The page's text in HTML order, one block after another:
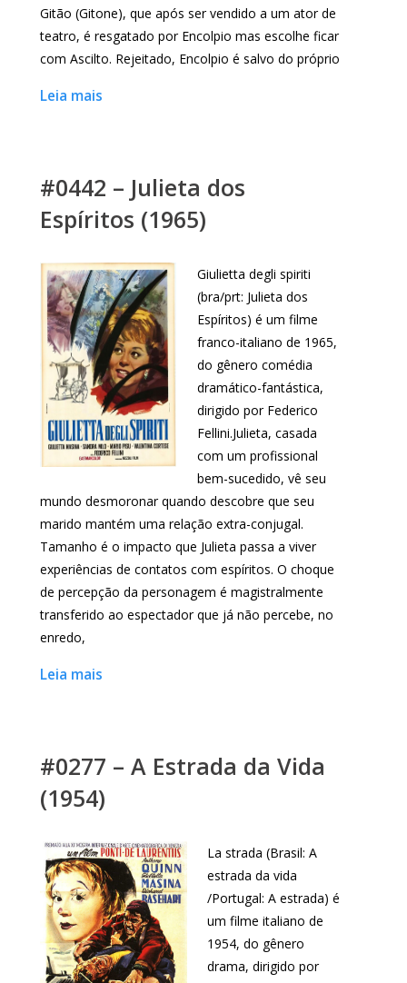
Gitão (Gitone), que após ser vendido a um ator de
teatro, é resgatado por Encolpio mas escolhe ficar
com Ascilto. Rejeitado, Encolpio é salvo do próprio
Leia mais
#0442 – Julieta dos
Espíritos (1965)
Giulietta degli spiriti
(bra/prt: Julieta dos
Espíritos) é um filme
franco-italiano de 1965,
do gênero comédia
dramático-fantástica,
dirigido por Federico
Fellini.Julieta, casada
com um profissional
bem-sucedido, vê seu
mundo desmoronar quando descobre que seu
marido mantém uma relação extra-conjugal.
Tamanho é o impacto que Julieta passa a viver
experiências de contatos com espíritos. O choque
de percepção da personagem é magistralmente
transferido ao espectador que já não percebe, no
enredo,
Leia mais
#0277 – A Estrada da Vida
(1954)
La strada (Brasil: A
estrada da vida
/Portugal: A estrada) é
um filme italiano de
1954, do gênero
drama, dirigido por